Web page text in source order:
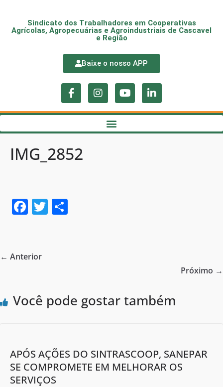
Sindicato dos Trabalhadores em Cooperativas
Agrícolas, Agropecuárias e Agroindustriais de Cascavel
e Região
Baixe o nosso APP
IMG_2852
F
e
o
T
← Anterior
Próximo →
Você pode gostar também
APÓS AÇÕES DO SINTRASCOOP, SANEPAR
SE COMPROMETE EM MELHORAR OS
SERVIÇOS